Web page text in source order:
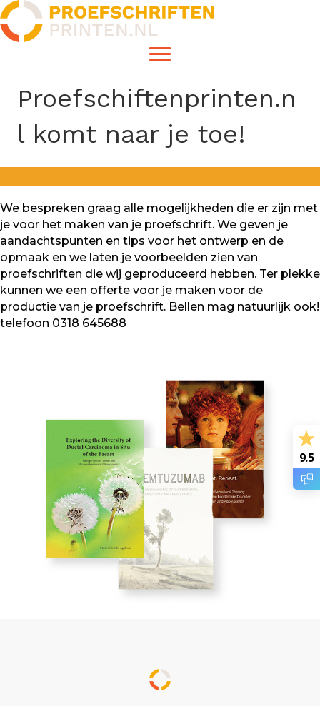
Proefschiftenprinten.n
l komt naar je toe!
We bespreken graag alle mogelijkheden die er zijn met
je voor het maken van je proefschrift. We geven je
aandachtspunten en tips voor het ontwerp en de
opmaak en we laten je voorbeelden zien van
proefschriften die wij geproduceerd hebben. Ter plekke
kunnen we een offerte voor je maken voor de
productie van je proefschrift. Bellen mag natuurlijk ook!
telefoon 0318 645688
9.5